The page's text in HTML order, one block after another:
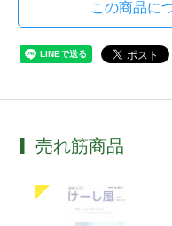
この商品に
売れ筋商品